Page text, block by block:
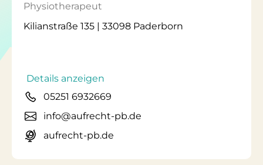
Physiotherapeut
Kilianstraße 135 | 33098 Paderborn
Details anzeigen
05251 6932669
info@aufrecht-pb.de
aufrecht-pb.de